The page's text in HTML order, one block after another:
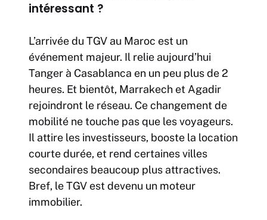
intéressant ?
L’arrivée du TGV au Maroc est un
événement majeur. Il relie aujourd’hui
Tanger à Casablanca en un peu plus de 2
heures. Et bientôt, Marrakech et Agadir
rejoindront le réseau. Ce changement de
mobilité ne touche pas que les voyageurs.
Il attire les investisseurs, booste la location
courte durée, et rend certaines villes
secondaires beaucoup plus attractives.
Bref, le TGV est devenu un moteur
immobilier.